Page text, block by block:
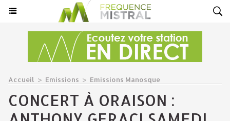
Accueil > Emissions > Emissions Manosque
CONCERT À ORAISON :